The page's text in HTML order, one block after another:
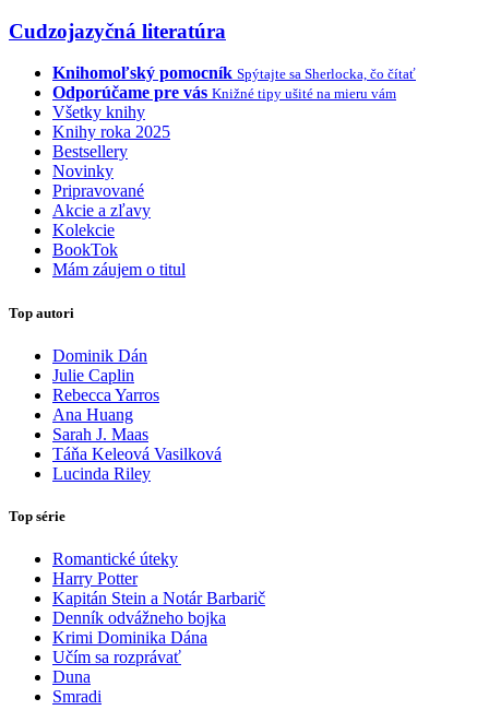
Cudzojazyčná literatúra
Knihomoľský pomocník Spýtajte sa Sherlocka, čo čítať
Odporúčame pre vás Knižné tipy ušité na mieru vám
Všetky knihy
Knihy roka 2025
Bestsellery
Novinky
Pripravované
Akcie a zľavy
Kolekcie
BookTok
Mám záujem o titul
Top autori
Dominik Dán
Julie Caplin
Rebecca Yarros
Ana Huang
Sarah J. Maas
Táňa Keleová Vasilková
Lucinda Riley
Top série
Romantické úteky
Harry Potter
Kapitán Stein a Notár Barbarič
Denník odvážneho bojka
Krimi Dominika Dána
Učím sa rozprávať
Duna
Smradi